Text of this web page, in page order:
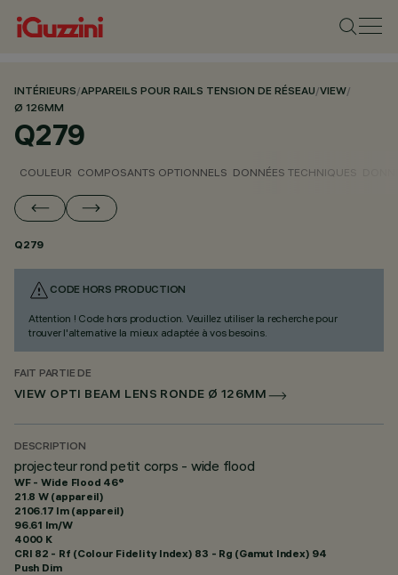
INTÉRIEURS/APPAREILS POUR RAILS TENSION DE RÉSEAU/VIEW/
Ø 126MM
Q279
COULEUR COMPOSANTS OPTIONNELS DONNÉES TECHNIQUES
Q279
CODE HORS PRODUCTION
Attention ! Code hors production. Veuillez utiliser la recherche pour
trouver l'alternative la mieux adaptée à vos besoins.
FAIT PARTIE DE
VIEW OPTI BEAM LENS RONDE Ø 126MM
DESCRIPTION
projecteur rond petit corps - wide flood
WF - Wide Flood 46°
21.8 W (appareil)
2106.17 lm (appareil)
96.61 lm/W
4000 K
CRI 82 - Rf (Colour Fidelity Index) 83 - Rg (Gamut Index) 94
Push Dim